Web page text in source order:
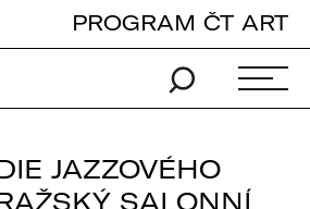
PROGRAM ČT ART
JAZZOVÉHO
SALONNÍ